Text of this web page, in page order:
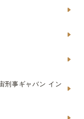
刑事ギャバン イン